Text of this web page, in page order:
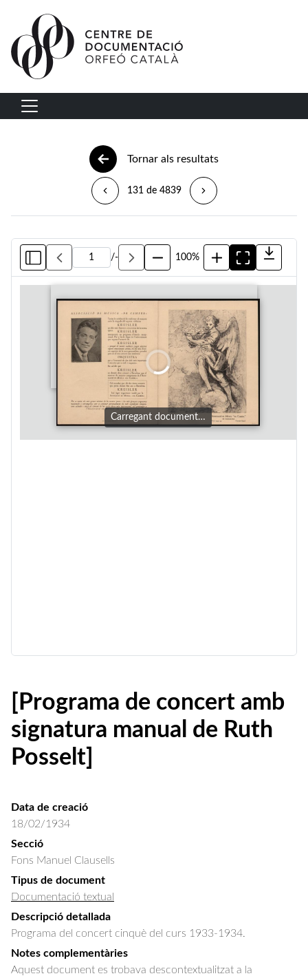
Vés al contingut
Navegació principal
Tornar als resultats
131 de 4839
/- 100%
Carregant document…
[Programa de concert amb
signatura manual de Ruth
Posselt]
Data de creació
18/02/1934
Secció
Fons Manuel Clausells
Tipus de document
Documentació textual
Descripció detallada
Programa del concert cinquè del curs 1933-1934.
Notes complementàries
Aquest document es trobava descontextualitzat a la